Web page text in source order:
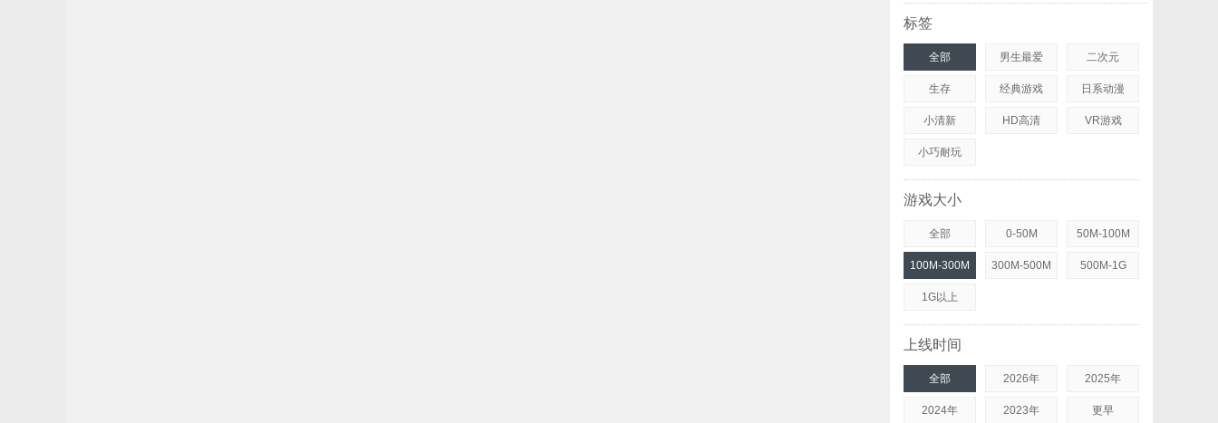
标签
全部 男生最爱 二次元
生存 经典游戏 日系动漫
小清新 HD高清 VR游戏
小巧耐玩
游戏大小
全部 0-50M 50M-100M
100M-300M 300M-500M 500M-1G
1G以上
上线时间
全部 2026年 2025年
2024年 2023年 更早